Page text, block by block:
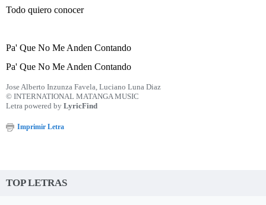
Todo quiero conocer
Pa' Que No Me Anden Contando
Pa' Que No Me Anden Contando
Jose Alberto Inzunza Favela, Luciano Luna Diaz
© INTERNATIONAL MATANGA MUSIC
Letra powered by LyricFind
Imprimir Letra
TOP LETRAS